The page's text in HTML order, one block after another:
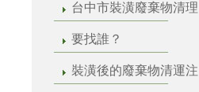
台中市裝潢廢棄物清理
要找誰？
裝潢後的廢棄物清運注